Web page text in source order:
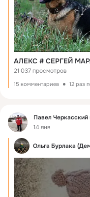
21 037 просмотров
15 комментариев 12 раз
Фид Павел Черкасский
14 янв
Ольга Бурлака